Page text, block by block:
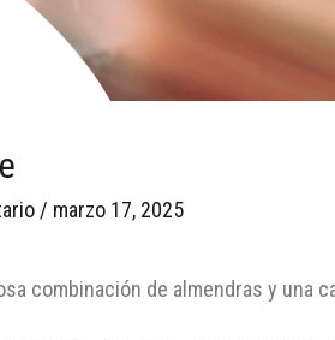
/ marzo 17, 2025
combinación de almendras y una